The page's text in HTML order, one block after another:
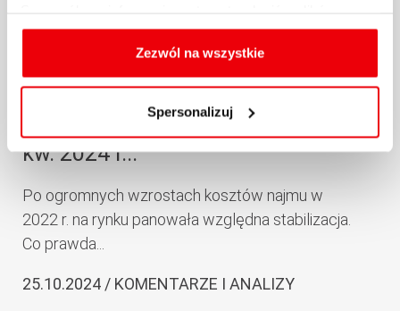
cookies, celu i sposobu korzystania z nich przez nas
oraz zmiany ustawień plików cookies a także ich
usuwania z przeglądarki internetowej, znajdują się
Zezwól na wszystkie
Spersonalizuj
Raport Expandera i Rentier.io –
Najem mieszkań, październik i III
kw. 2024 r...
Po ogromnych wzrostach kosztów najmu w
2022 r. na rynku panowała względna stabilizacja.
Co prawda...
25.10.2024 / KOMENTARZE I ANALIZY